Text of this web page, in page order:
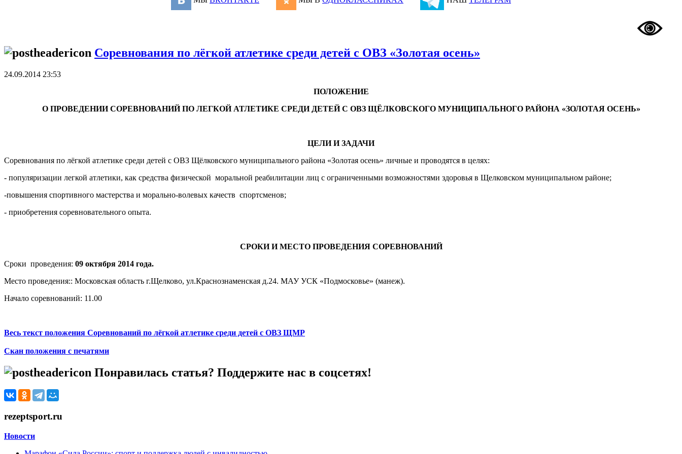
Соревнования по лёгкой атлетике среди детей с ОВЗ «Золотая осень»
24.09.2014 23:53
ПОЛОЖЕНИЕ
О ПРОВЕДЕНИИ СОРЕВНОВАНИЙ ПО ЛЕГКОЙ АТЛЕТИКЕ СРЕДИ ДЕТЕЙ С ОВЗ ЩЁЛКОВСКОГО МУНИЦИПАЛЬНОГО РАЙОНА «ЗОЛОТАЯ ОСЕНЬ»
ЦЕЛИ И ЗАДАЧИ
Соревнования по лёгкой атлетике среди детей с ОВЗ Щёлковского муниципального района «Золотая осень» личные и проводятся в целях:
- популяризации легкой атлетики, как средства физической моральной реабилитации лиц с ограниченными возможностями здоровья в Щелковском муниципальном районе;
-повышения спортивного мастерства и морально-волевых качеств спортсменов;
- приобретения соревновательного опыта.
СРОКИ И МЕСТО ПРОВЕДЕНИЯ СОРЕВНОВАНИЙ
Сроки проведения: 09 октября 2014 года.
Место проведения:: Московская область г.Щелково, ул.Краснознаменская д.24. МАУ УСК «Подмосковье» (манеж).
Начало соревнований: 11.00
Весь текст положения Соревнований по лёгкой атлетике среди детей с ОВЗ ЩМР
Скан положения с печатями
Понравилась статья? Поддержите нас в соцсетях!
rezeptsport.ru
Новости